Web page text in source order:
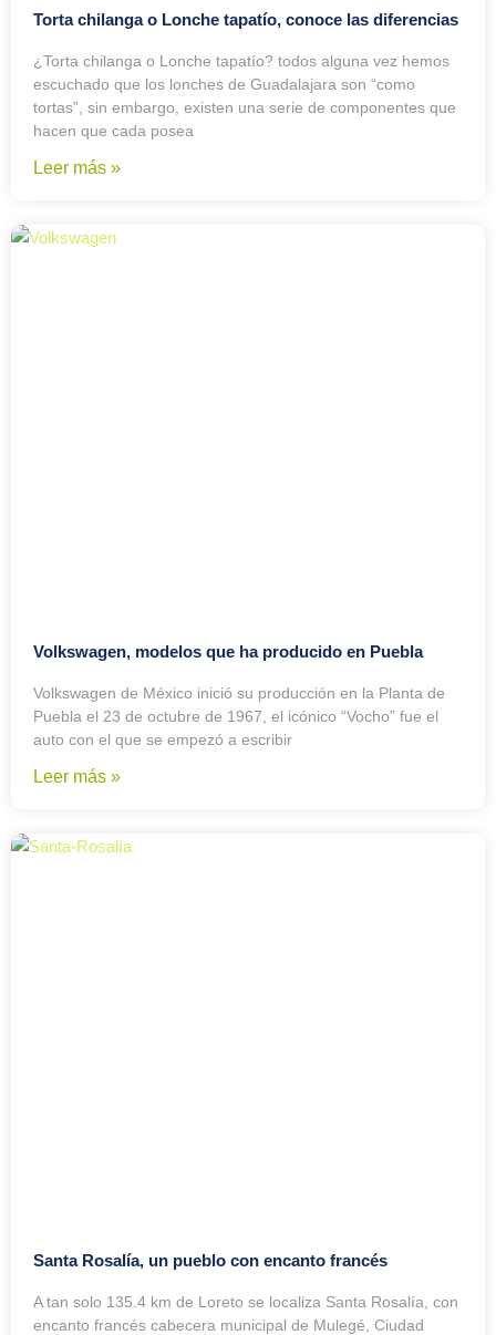
Torta chilanga o Lonche tapatío, conoce las diferencias
¿Torta chilanga o Lonche tapatío? todos alguna vez hemos
escuchado que los lonches de Guadalajara son “como
tortas”, sin embargo, existen una serie de componentes que
hacen que cada posea
Leer más »
Volkswagen, modelos que ha producido en Puebla
Volkswagen de México inició su producción en la Planta de
Puebla el 23 de octubre de 1967, el icónico “Vocho” fue el
auto con el que se empezó a escribir
Leer más »
Santa Rosalía, un pueblo con encanto francés
A tan solo 135.4 km de Loreto se localiza Santa Rosalía, con
encanto francés cabecera municipal de Mulegé, Ciudad